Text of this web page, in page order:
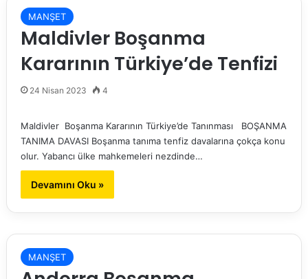
MANŞET
Maldivler Boşanma
Kararının Türkiye’de Tenfizi
24 Nisan 2023 4
Maldivler Boşanma Kararının Türkiye’de Tanınması BOŞANMA
TANIMA DAVASI Boşanma tanıma tenfiz davalarına çokça konu
olur. Yabancı ülke mahkemeleri nezdinde…
Devamını Oku »
MANŞET